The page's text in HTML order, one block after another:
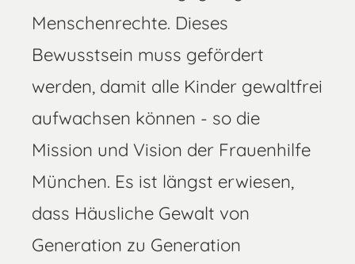
Menschenrechte. Dieses
Bewusstsein muss gefördert
werden, damit alle Kinder gewaltfrei
aufwachsen können - so die
Mission und Vision der Frauenhilfe
München. Es ist längst erwiesen,
dass Häusliche Gewalt von
Generation zu Generation